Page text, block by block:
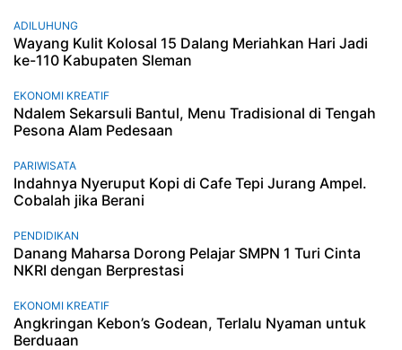
ADILUHUNG
Wayang Kulit Kolosal 15 Dalang Meriahkan Hari Jadi
ke-110 Kabupaten Sleman
EKONOMI KREATIF
Ndalem Sekarsuli Bantul, Menu Tradisional di Tengah
Pesona Alam Pedesaan
PARIWISATA
Indahnya Nyeruput Kopi di Cafe Tepi Jurang Ampel.
Cobalah jika Berani
PENDIDIKAN
Danang Maharsa Dorong Pelajar SMPN 1 Turi Cinta
NKRI dengan Berprestasi
EKONOMI KREATIF
Angkringan Kebon’s Godean, Terlalu Nyaman untuk
Berduaan